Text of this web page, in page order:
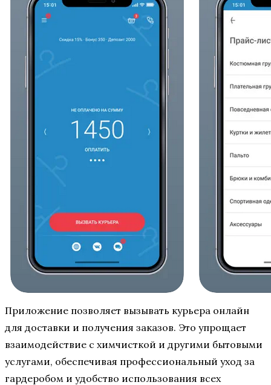
Приложение позволяет вызывать курьера онлайн
для доставки и получения заказов. Это упрощает
взаимодействие с химчисткой и другими бытовыми
услугами, обеспечивая профессиональный уход за
гардеробом и удобство использования всех